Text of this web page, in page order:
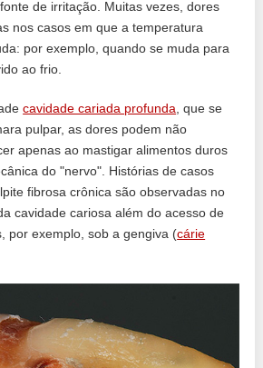
de irritação. Muitas vezes, dores
nos casos em que a temperatura
por exemplo, quando se muda para
ao frio.
cavidade cariada profunda , que se
pulpar, as dores podem não
apenas ao mastigar alimentos duros
do "nervo". Histórias de casos
fibrosa crônica são observadas no
cavidade cariosa além do acesso de
por exemplo, sob a gengiva (cárie